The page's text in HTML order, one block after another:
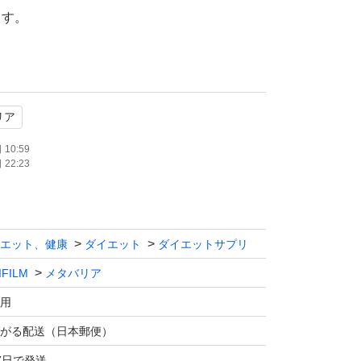
。
ます。
バリアプレミアムEX 富士フイルメタバリ
ア
10:59
22:23
ット、健康 ダイエット ダイエットサプリ
メタバリア
る配送（日本郵便）